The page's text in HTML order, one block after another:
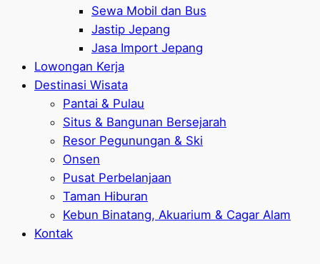
Sewa Mobil dan Bus
Jastip Jepang
Jasa Import Jepang
Lowongan Kerja
Destinasi Wisata
Pantai & Pulau
Situs & Bangunan Bersejarah
Resor Pegunungan & Ski
Onsen
Pusat Perbelanjaan
Taman Hiburan
Kebun Binatang, Akuarium & Cagar Alam
Kontak